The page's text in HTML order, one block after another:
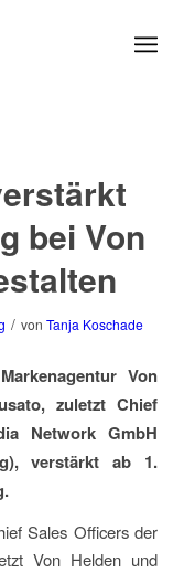
bei Von
/ von Tanja Koschade
Von
zuletzt Chief
Network GmbH
verstärkt ab 1.
Sales Officers der
Von Helden und